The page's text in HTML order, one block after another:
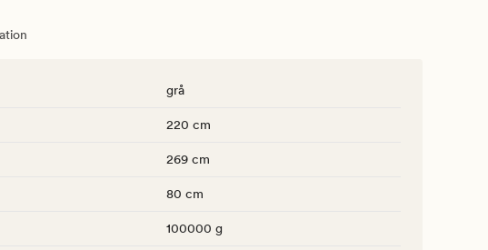
grå
220 cm
269 cm
80 cm
100000 g